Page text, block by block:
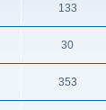
133
30
353